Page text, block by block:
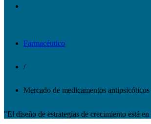
Farmacéutico
/
Mercado de medicamentos antipsicóticos
"El diseño de estrategias de crecimiento está